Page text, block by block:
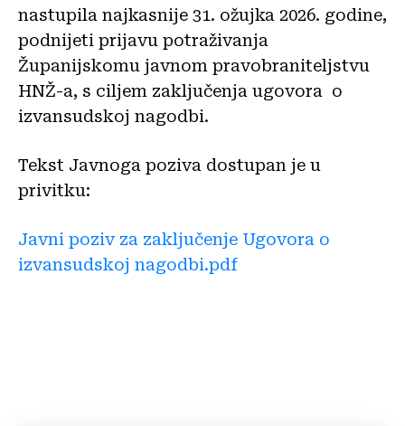
nastupila najkasnije 31. ožujka 2026. godine,
podnijeti prijavu potraživanja
Županijskomu javnom pravobraniteljstvu
HNŽ-a, s ciljem zaključenja ugovora o
izvansudskoj nagodbi.
Tekst Javnoga poziva dostupan je u
privitku:
Javni poziv za zaključenje Ugovora o
izvansudskoj nagodbi.pdf